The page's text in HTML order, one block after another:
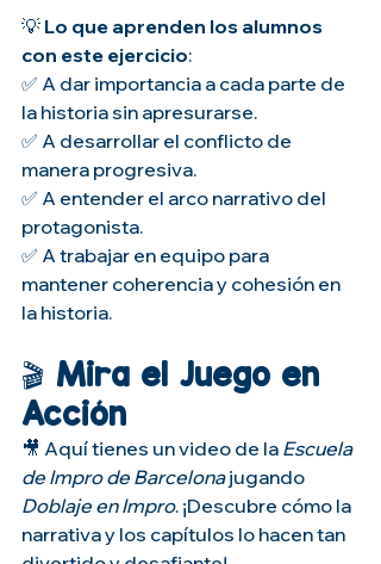
💡 Lo que aprenden los alumnos
con este ejercicio:
✅ A dar importancia a cada parte de
la historia sin apresurarse.
✅ A desarrollar el conflicto de
manera progresiva.
✅ A entender el arco narrativo del
protagonista.
✅ A trabajar en equipo para
mantener coherencia y cohesión en
la historia.
🎬 Mira el Juego en
Acción
🎥 Aquí tienes un video de la Escuela
de Impro de Barcelona jugando
Doblaje en Impro. ¡Descubre cómo la
narrativa y los capítulos lo hacen tan